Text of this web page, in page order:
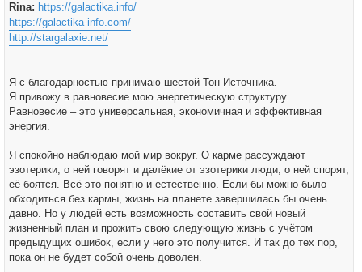
Rina: https://galactika.info/
https://galactika-info.com/
http://stargalaxie.net/
Я с благодарностью принимаю шестой Тон Источника.
Я привожу в равновесие мою энергетическую структуру.
Равновесие – это универсальная, экономичная и эффективная
энергия.
Я спокойно наблюдаю мой мир вокруг. О карме рассуждают
эзотерики, о ней говорят и далёкие от эзотерики люди, о ней спорят,
её боятся. Всё это понятно и естественно. Если бы можно было
обходиться без кармы, жизнь на планете завершилась бы очень
давно. Но у людей есть возможность составить свой новый
жизненный план и прожить свою следующую жизнь с учётом
предыдущих ошибок, если у него это получится. И так до тех пор,
пока он не будет собой очень доволен.